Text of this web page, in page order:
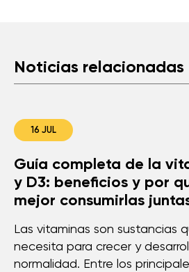
Noticias relacionadas
Guía completa de la
y D3: beneficios y por
mejor consumirlas
Las vitaminas son sustancias
necesita para crecer y
normalidad. Entre los
16 JUL